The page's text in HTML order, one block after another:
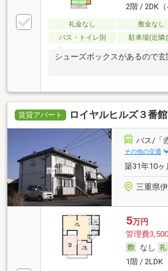
2階 / 2DK
礼金なし 敷金なし
バス・トイレ別
駐車場(近隣
シューズボックスがあるので
賃貸アパート ロイヤルヒルズ３番館
バス/「
その他の交通
築31年10ヶ
三重県
5万円
管理費
なし
1階 / 2LDK